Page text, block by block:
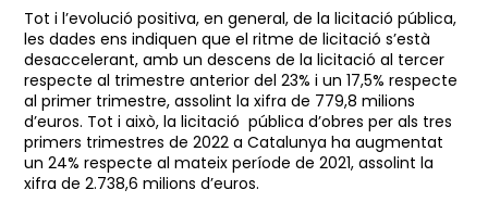
Tot i l’evolució positiva, en general, de la licitació pública,
les dades ens indiquen que el ritme de licitació s’està
desaccelerant, amb un descens de la licitació al tercer
respecte al trimestre anterior del 23% i un 17,5% respecte
al primer trimestre, assolint la xifra de 779,8 milions
d’euros. Tot i això, la licitació pública d’obres per als tres
primers trimestres de 2022 a Catalunya ha augmentat
un 24% respecte al mateix període de 2021, assolint la
xifra de 2.738,6 milions d’euros.